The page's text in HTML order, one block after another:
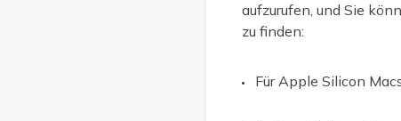
aufzurufen, und Sie
zu finden:
Für Apple Silicon